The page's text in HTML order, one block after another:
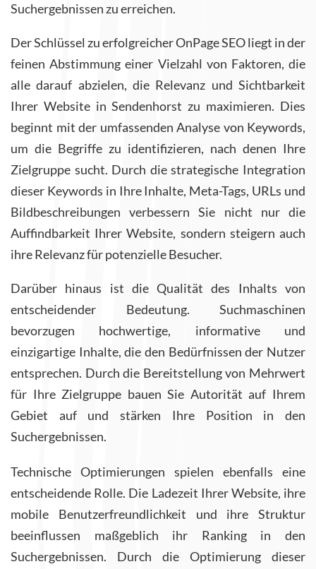
Suchergebnissen zu erreichen.
Der Schlüssel zu erfolgreicher OnPage SEO liegt in der
feinen Abstimmung einer Vielzahl von Faktoren, die
alle darauf abzielen, die Relevanz und Sichtbarkeit
Ihrer Website in Sendenhorst zu maximieren. Dies
beginnt mit der umfassenden Analyse von Keywords,
um die Begriffe zu identifizieren, nach denen Ihre
Zielgruppe sucht. Durch die strategische Integration
dieser Keywords in Ihre Inhalte, Meta-Tags, URLs und
Bildbeschreibungen verbessern Sie nicht nur die
Auffindbarkeit Ihrer Website, sondern steigern auch
ihre Relevanz für potenzielle Besucher.
Darüber hinaus ist die Qualität des Inhalts von
entscheidender Bedeutung. Suchmaschinen
bevorzugen hochwertige, informative und
einzigartige Inhalte, die den Bedürfnissen der Nutzer
entsprechen. Durch die Bereitstellung von Mehrwert
für Ihre Zielgruppe bauen Sie Autorität auf Ihrem
Gebiet auf und stärken Ihre Position in den
Suchergebnissen.
Technische Optimierungen spielen ebenfalls eine
entscheidende Rolle. Die Ladezeit Ihrer Website, ihre
mobile Benutzerfreundlichkeit und ihre Struktur
beeinflussen maßgeblich ihr Ranking in den
Suchergebnissen. Durch die Optimierung dieser